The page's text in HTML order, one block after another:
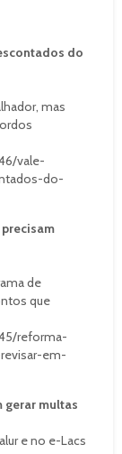
do
mas
vale-
do-
de
que
reforma-
em-
gerar multas
e no e-Lacs